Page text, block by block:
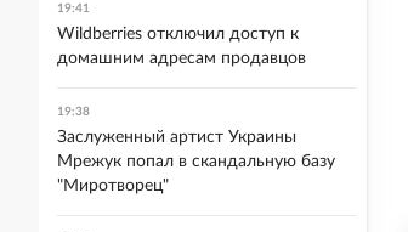
19:41
Wildberries отключил доступ к
домашним адресам продавцов
19:38
Заслуженный артист Украины
Мрежук попал в скандальную базу
"Миротворец"